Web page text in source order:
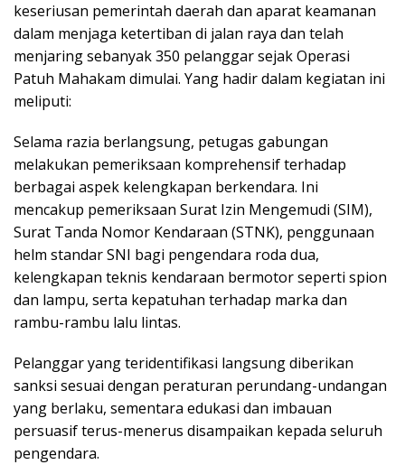
keseriusan pemerintah daerah dan aparat keamanan
dalam menjaga ketertiban di jalan raya dan telah
menjaring sebanyak 350 pelanggar sejak Operasi
Patuh Mahakam dimulai. Yang hadir dalam kegiatan ini
meliputi:
Selama razia berlangsung, petugas gabungan
melakukan pemeriksaan komprehensif terhadap
berbagai aspek kelengkapan berkendara. Ini
mencakup pemeriksaan Surat Izin Mengemudi (SIM),
Surat Tanda Nomor Kendaraan (STNK), penggunaan
helm standar SNI bagi pengendara roda dua,
kelengkapan teknis kendaraan bermotor seperti spion
dan lampu, serta kepatuhan terhadap marka dan
rambu-rambu lalu lintas.
Pelanggar yang teridentifikasi langsung diberikan
sanksi sesuai dengan peraturan perundang-undangan
yang berlaku, sementara edukasi dan imbauan
persuasif terus-menerus disampaikan kepada seluruh
pengendara.